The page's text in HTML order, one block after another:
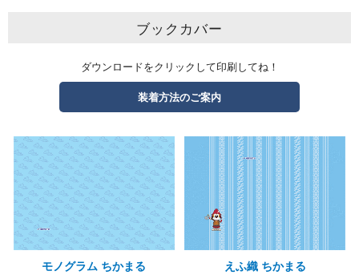
ブックカバー
ダウンロードをクリックして印刷してね！
装着方法のご案内
モノグラム ちかまる えふ織 ちかまる